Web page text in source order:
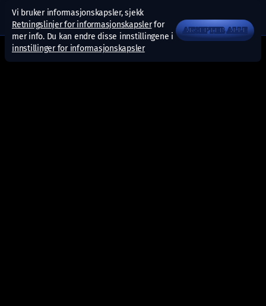
Vi bruker informasjonskapsler, sjekk
Retningslinjer for informasjonskapslerfor
mer info. Du kan endre disse innstillingene i
innstillinger for informasjonskapsler
AKSEPTER ALLE